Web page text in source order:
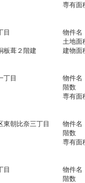
ト造 専有面積
泉七丁目 物件名
６月 土地面積
板葺２階建 建物面
一丁目 物件名 ：
年６月 階数
ト造 専有面積
朝比奈三丁目 物件
年１０月 階数
ト造 専有面積
二丁目 物件名 ：
年８月 階数